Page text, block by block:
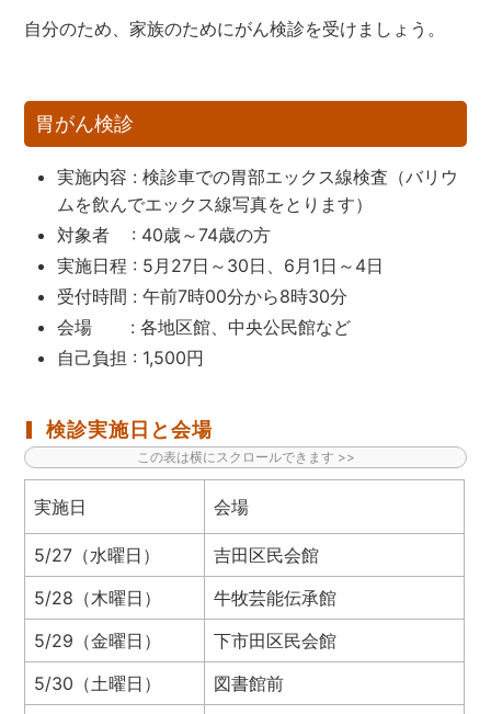
自分のため、家族のためにがん検診を受けましょう。
胃がん検診
実施内容 : 検診車での胃部エックス線検査（バリウ
ムを飲んでエックス線写真をとります）
対象者 : 40歳～74歳の方
実施日程 : 5月27日～30日、6月1日～4日
受付時間 : 午前7時00分から8時30分
会場 : 各地区館、中央公民館など
自己負担 : 1,500円
検診実施日と会場
実施日 会場
5/27（水曜日）
吉田区民会館
5/28（木曜日）
牛牧芸能伝承館
5/29（金曜日）
下市田区民会館
5/30（土曜日）
図書館前